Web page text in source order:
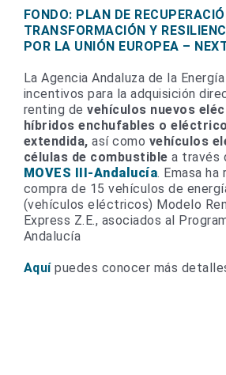
FONDO: PLAN DE
TRANSFORMACIÓN Y
POR LA UNIÓN EUROPEA –
La Agencia Andaluza de la
incentivos para la adquisición
renting devehículos nuevos
híbridos enchufables o
extendida, así como vehículos
células de combustiblea través
MOVES III-Andalucía. Emasa ha
compra de 15 vehículos de
(vehículos eléctricos) Modelo
Express Z.E., asociados al
Andalucía
Aquípuedes conocer más